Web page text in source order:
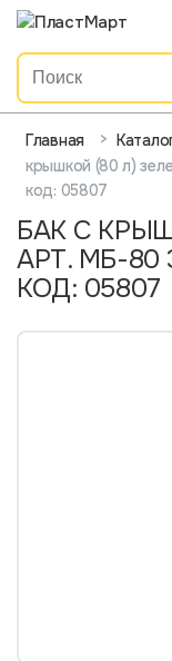
Главная >
крышкой (80 л)
код: 05807
БАК С
АРТ. МБ-
КОД: 05807